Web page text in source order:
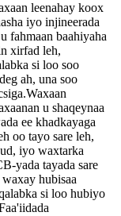
leenahay koox
iyo injineerada
fahmaan baahiyaha
xirfad leh,
si loo soo
ah, una soo
u shaqeynaa
ee khadkayaga
oo tayo sare leh,
iyo waxtarka
yada tayada sare
hubisaa
si loo hubiyo